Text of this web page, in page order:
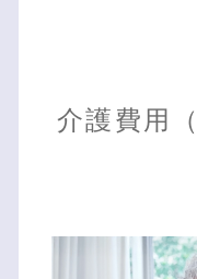
介護費用